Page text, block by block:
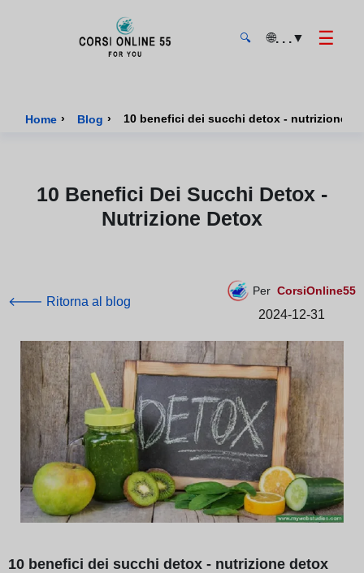
🔍 🌐. . .▼ ☰
Home › Blog › 10 benefici dei succhi detox - nutrizione
10 Benefici Dei Succhi Detox -
Nutrizione Detox
🡐 Ritorna al blog
Per CorsiOnline55
2024-12-31
10 benefici dei succhi detox - nutrizione detox